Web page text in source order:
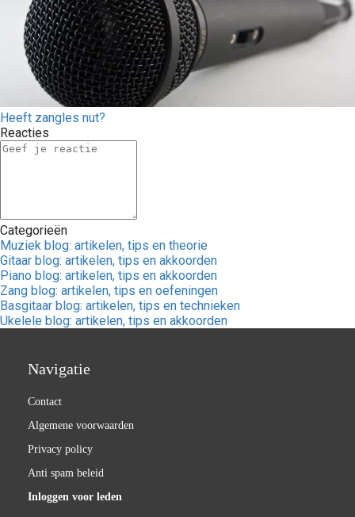
Heeft zangles nut?
Reacties
Categorieën
Muziek blog: artikelen, tips en theorie
Gitaar blog: artikelen, tips en akkoorden
Piano blog: artikelen, tips en akkoorden
Zang blog: artikelen, tips en oefeningen
Basgitaar blog: artikelen, tips en technieken
Ukelele blog: artikelen, tips en akkoorden
Navigatie
Contact
Algemene voorwaarden
Privacy policy
Anti spam beleid
Inloggen voor leden